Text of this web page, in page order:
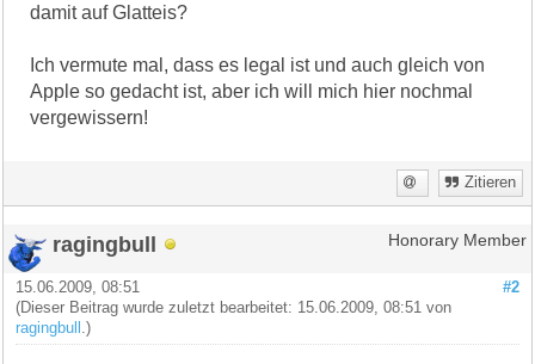
damit auf Glatteis?
Ich vermute mal, dass es legal ist und auch gleich von
Apple so gedacht ist, aber ich will mich hier nochmal
vergewissern!
Zitieren
ragingbull Honorary Member
#2
15.06.2009, 08:51
(Dieser Beitrag wurde zuletzt bearbeitet: 15.06.2009, 08:51 von
ragingbull
.)